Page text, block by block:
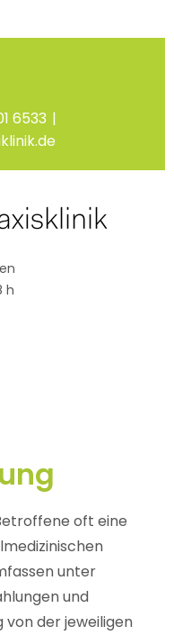
6533 |
h
oft eine
unter
und
der jeweiligen